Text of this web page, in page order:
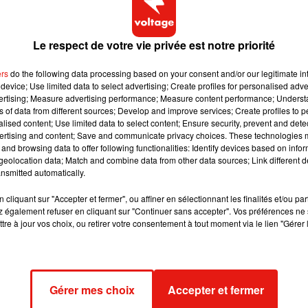
«Je ne pourrais jamais écouter
‘’Je me demande comment ces mecs ont réussi
MarkRonson a une oreille musicale très développée qui
comme le fameux
tubeElectricitydeDuaLipaet Silk Citysorti l'année dernière.
musicale avec un tout nouvel album studio, le cinquième de
courant mars. À l’intérieur, on retrouve le titreNothing
«Voir la façon dont il travaille, j’ai tout de suite accroché à
qu’il est présent avec toi
la musique et le sexe.
Le respect de votre vie privée est notre priorité
do the following data processing based on your consent and/or our legitimate
Use limited data to select advertising; Create profiles for personalised
Measure advertising performance; Measure content performance;
of data from different sources; Develop and improve services; Create profiles to
content; Use limited data to select content; Ensure security, prevent and
and content; Save and communicate privacy choices. These technologies
browsing data to offer following functionalities: Identify devices based on
data; Match and combine data from other data sources; Link different
automatically.
cliquant sur "Accepter et fermer", ou affiner en sélectionnant les finalités et/ou
également refuser en cliquant sur "Continuer sans accepter". Vos préférences
à jour vos choix, ou retirer votre consentement à tout moment via le lien
Gérer mes choix Accepter et fermer